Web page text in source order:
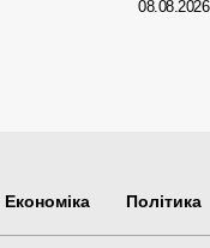
08.08.2026
Економіка Політика